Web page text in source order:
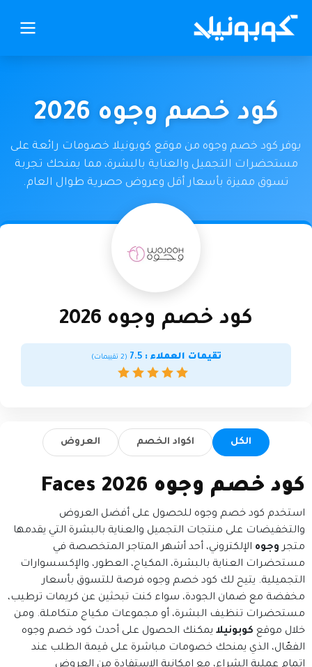
كود خصم وجوه 2026
يوفر كود خصم وجوه من موقع كوبونيلا خصومات رائعة على
مستحضرات التجميل والعناية بالبشرة، مما يمنحك تجربة
تسوق مميزة بأسعار أقل وعروض حصرية طوال العام.
كود خصم وجوه 2026
تقيمات العملاء :7.5
(
2 تقييمات)
الكل اكواد الخصم العروض
كود خصم وجوه Faces 2026
استخدم كود خصم وجوه للحصول على أفضل العروض
والتخفيضات على منتجات التجميل والعناية بالبشرة التي يقدمها
متجر وجوه الإلكتروني، أحد أشهر المتاجر المتخصصة في
مستحضرات العناية بالبشرة، المكياج، العطور، والإكسسوارات
التجميلية. يتيح لك كود خصم وجوه فرصة للتسوق بأسعار
مخفضة مع ضمان الجودة، سواء كنت تبحثين عن كريمات ترطيب،
مستحضرات تنظيف البشرة، أو مجموعات مكياج متكاملة. ومن
خلال موقع كوبونيلا يمكنك الحصول على أحدث كود خصم وجوه
الفعّال، الذي يمنحك خصومات مباشرة على قيمة الطلب عند